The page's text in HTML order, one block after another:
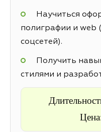
Научиться
полиграфии и web
соцсетей).
Получить
стилями и